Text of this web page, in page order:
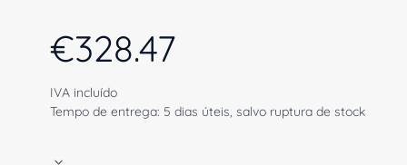
€328.47
IVA incluído
Tempo de entrega: 5 dias úteis, salvo ruptura de stock